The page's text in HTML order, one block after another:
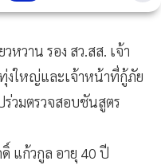
หวาน รอง สว.สส. เจ้า
งใหญ่และเจ้าหน้าที่กู้ภัย
วมตรวจสอบชันสูตร
แก้วกูล อายุ 40 ปี